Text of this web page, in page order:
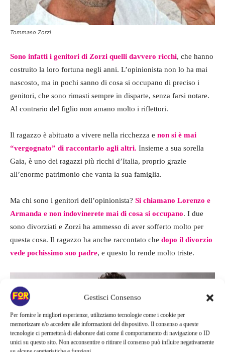
Gestisci Consenso
Per fornire le migliori esperienze, utilizziamo tecnologie come i cookie per
memorizzare e/o accedere alle informazioni del dispositivo. Il consenso a queste
tecnologie ci permetterà di elaborare dati come il comportamento di navigazione o ID
unici su questo sito. Non acconsentire o ritirare il consenso può influire negativamente
Tommaso Zorzi
Sono infatti i genitori di Zorzi quelli davvero ricchi, che hanno
costruito la loro fortuna negli anni. L’opinionista non lo ha mai
nascosto, ma in pochi sanno di cosa si occupano di preciso i
genitori, che sono rimasti sempre in disparte, senza farsi notare.
Al contrario del figlio non amano molto i riflettori.
Il ragazzo è abituato a vivere nella ricchezza e non si è mai
“vergognato” di raccontarlo agli altri. Insieme a sua sorella
Gaia, è uno dei ragazzi più ricchi d’Italia, proprio grazie
all’enorme patrimonio che vanta la sua famiglia.
Ma chi sono i genitori dell’opinionista? Si chiamano Lorenzo e
Armanda e non indovinerete mai di cosa si occupano. I due
sono divorziati e Zorzi ha ammesso di aver sofferto molto per
questa cosa. Il ragazzo ha anche raccontato che dopo il divorzio
vede pochissimo suo padre, e questo lo rende molto triste.